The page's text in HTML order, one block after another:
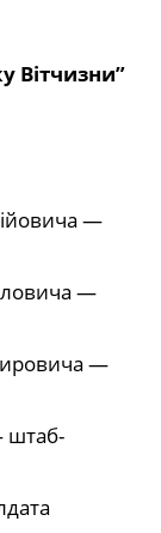
Вітчизни”
—
—
—
штаб-